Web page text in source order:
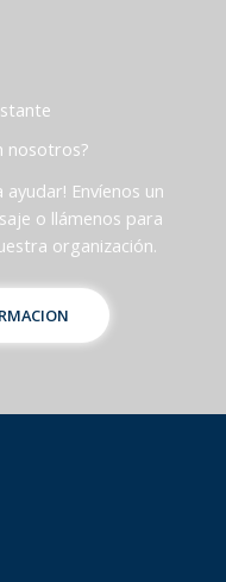
nosotros?
Envíenos un
o llámenos para
organización.